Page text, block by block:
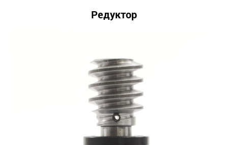
Редуктор